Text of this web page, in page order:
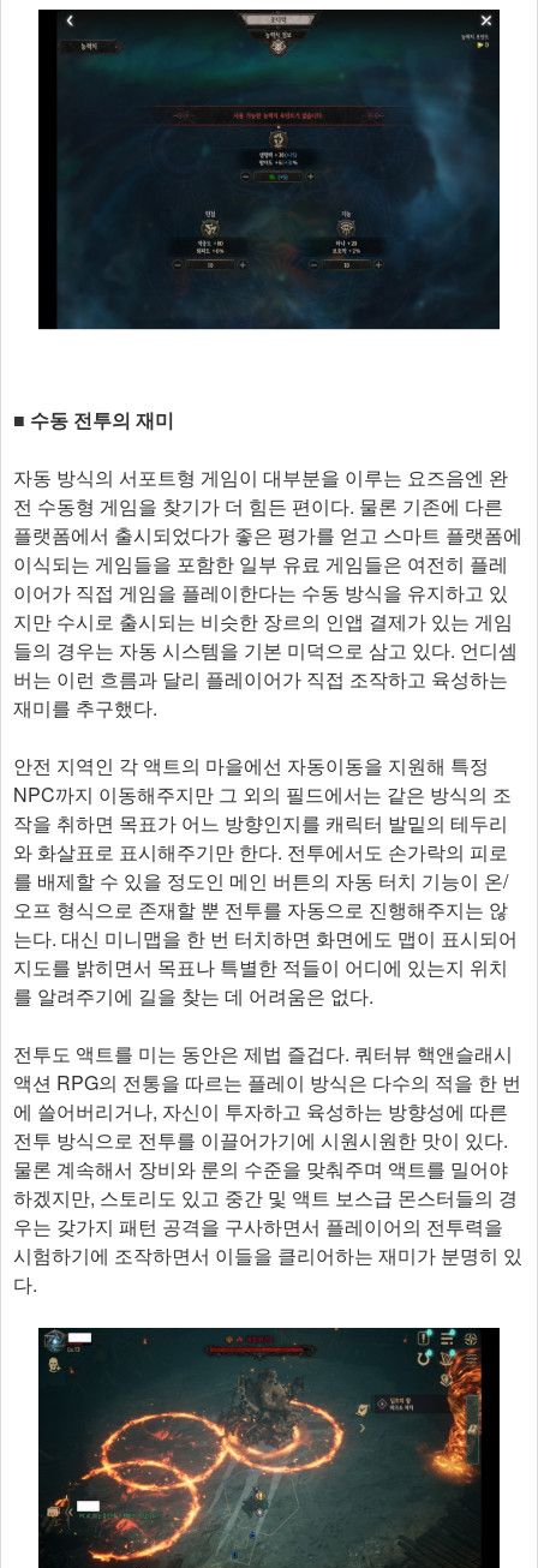
■ 수동 전투의 재미
자동 방식의 서포트형 게임이 대부분을 이루는 요즈음엔 완
전 수동형 게임을 찾기가 더 힘든 편이다. 물론 기존에 다른
플랫폼에서 출시되었다가 좋은 평가를 얻고 스마트 플랫폼에
이식되는 게임들을 포함한 일부 유료 게임들은 여전히 플레
이어가 직접 게임을 플레이한다는 수동 방식을 유지하고 있
지만 수시로 출시되는 비슷한 장르의 인앱 결제가 있는 게임
들의 경우는 자동 시스템을 기본 미덕으로 삼고 있다. 언디셈
버는 이런 흐름과 달리 플레이어가 직접 조작하고 육성하는
재미를 추구했다.
안전 지역인 각 액트의 마을에선 자동이동을 지원해 특정
NPC까지 이동해주지만 그 외의 필드에서는 같은 방식의 조
작을 취하면 목표가 어느 방향인지를 캐릭터 발밑의 테두리
와 화살표로 표시해주기만 한다. 전투에서도 손가락의 피로
를 배제할 수 있을 정도인 메인 버튼의 자동 터치 기능이 온/
오프 형식으로 존재할 뿐 전투를 자동으로 진행해주지는 않
는다. 대신 미니맵을 한 번 터치하면 화면에도 맵이 표시되어
지도를 밝히면서 목표나 특별한 적들이 어디에 있는지 위치
를 알려주기에 길을 찾는 데 어려움은 없다.
전투도 액트를 미는 동안은 제법 즐겁다. 쿼터뷰 핵앤슬래시
액션 RPG의 전통을 따르는 플레이 방식은 다수의 적을 한 번
에 쓸어버리거나, 자신이 투자하고 육성하는 방향성에 따른
전투 방식으로 전투를 이끌어가기에 시원시원한 맛이 있다.
물론 계속해서 장비와 룬의 수준을 맞춰주며 액트를 밀어야
하겠지만, 스토리도 있고 중간 및 액트 보스급 몬스터들의 경
우는 갖가지 패턴 공격을 구사하면서 플레이어의 전투력을
시험하기에 조작하면서 이들을 클리어하는 재미가 분명히 있
다.